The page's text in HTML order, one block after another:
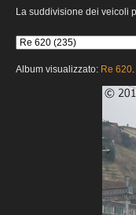
La suddivisione dei veicoli
Album visualizzato: Re 620